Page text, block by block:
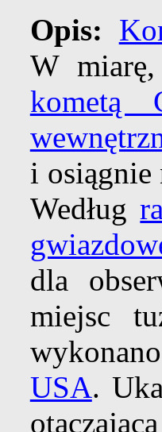
Opis:
W
kometą
i osiągnie
Według
dla
miejsc
USA.
otaczającą